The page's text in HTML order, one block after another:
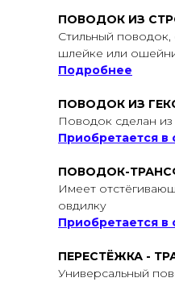
ПОВОДОК ИЗ
Стильный
шлейке или
Подробнее
ПОВОДОК ИЗ
Поводок сделан
Приобретается в
ПОВОДОК-
Имеет
овдилку
Приобретается в
ПЕРЕСТЁЖКА -
Универсальный